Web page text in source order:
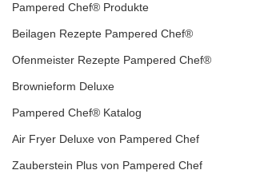
Pampered Chef® Produkte
Beilagen Rezepte Pampered Chef®
Ofenmeister Rezepte Pampered Chef®
Brownieform Deluxe
Pampered Chef® Katalog
Air Fryer Deluxe von Pampered Chef
Zauberstein Plus von Pampered Chef